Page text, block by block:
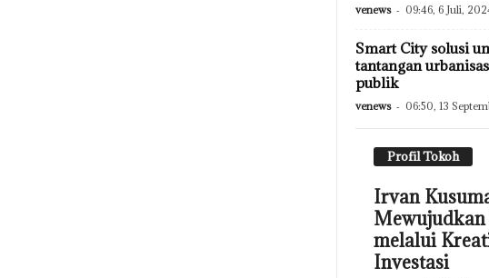
venews - 09:46, 6 Juli,
Smart City solusi
tantangan
publik
venews - 06:50, 13
Profil Tokoh
Irvan
melalui
Investasi